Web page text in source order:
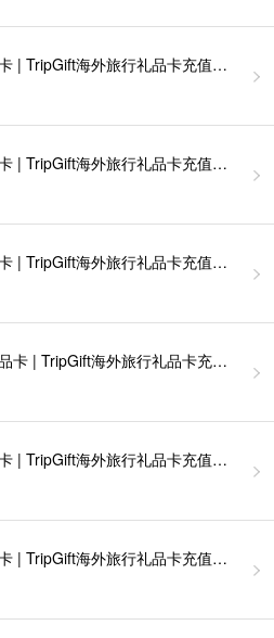
芬兰HotelsGift礼品卡 | TripGift海外旅行礼品卡充值卡密
法国HotelsGift礼品卡 | TripGift海外旅行礼品卡充值卡密
日本HotelsGift礼品卡 | TripGift海外旅行礼品卡充值卡密
加拿大HotelsGift礼品卡 | TripGift海外旅行礼品卡充值
美国HotelsGift礼品卡 | TripGift海外旅行礼品卡充值卡密
德国HotelsGift礼品卡 | TripGift海外旅行礼品卡充值卡密